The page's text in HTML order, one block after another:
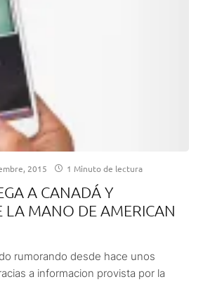
2015 1 Minuto de lectura
A CANADÁ Y
LA MANO DE AMERICAN
rumorando desde hace unos
a informacion provista por la